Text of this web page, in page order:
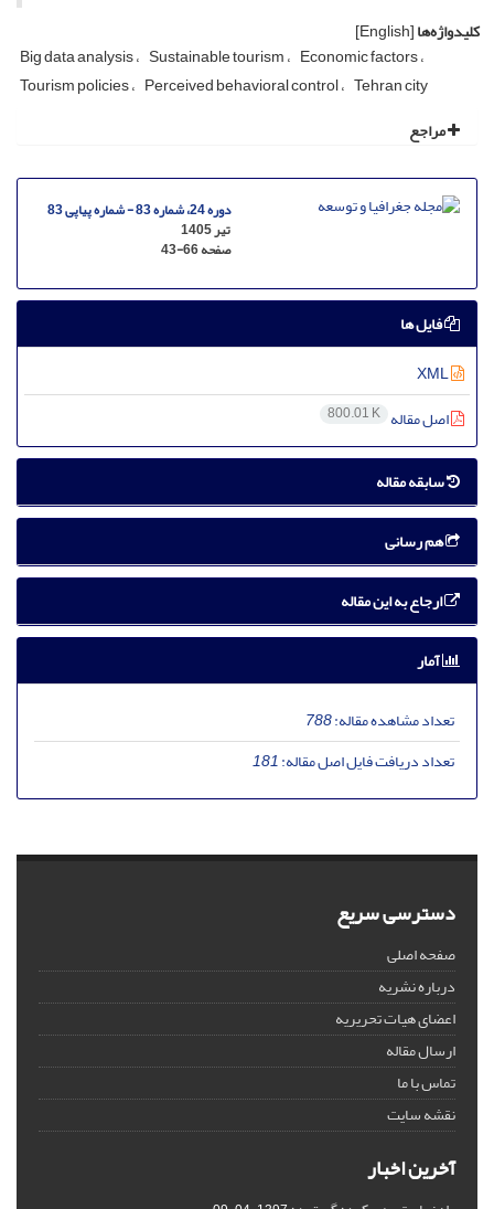
کلیدواژه‌ها[English]
Big data analysis Sustainable tourism Economic factors
Tourism policies Perceived behavioral control Tehran city
مراجع
دوره 24، شماره 83 - شماره پیاپی 83
تیر 1405
صفحه43-66
فایل ها
اصل مقاله 800.01 K
سابقه مقاله
هم رسانی
ارجاع به این مقاله
آمار
تعداد مشاهده مقاله:788
تعداد دریافت فایل اصل مقاله:181
دسترسی سریع
صفحه اصلی
درباره نشریه
اعضای هیات تحریریه
ارسال مقاله
تماس با ما
نقشه سایت
آخرین اخبار